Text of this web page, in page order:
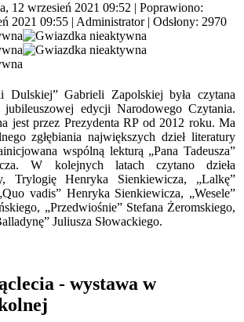
12 wrzesień 2021 09:52 | Poprawiono:
2021 09:55 | Administrator| Odsłony: 2970
Dulskiej” Gabrieli Zapolskiej była czytana
jubileuszowej edycji Narodowego Czytania.
jest przez Prezydenta RP od 2012 roku. Ma
zgłębiania największych dzieł literatury
wspólną lekturą „Pana Tadeusza”
W kolejnych latach czytano dzieła
Trylogię Henryka Sienkiewicza, „Lalkę”
vadis” Henryka Sienkiewicza, „Wesele”
„Przedwiośnie” Stefana Żeromskiego,
Juliusza Słowackiego.
- wystawa w